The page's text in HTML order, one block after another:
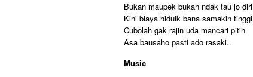
Bukan maupek bukan ndak tau jo diri
Kini biaya hiduik bana samakin tinggi
Cubolah gak rajin uda mancari pitih
Asa bausaho pasti ado rasaki..
Music